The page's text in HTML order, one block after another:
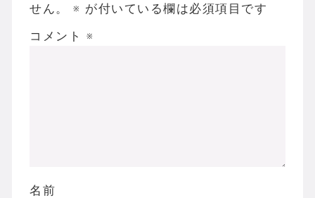
せん。
※ が付いている欄は必須項目です
コメント ※
名前